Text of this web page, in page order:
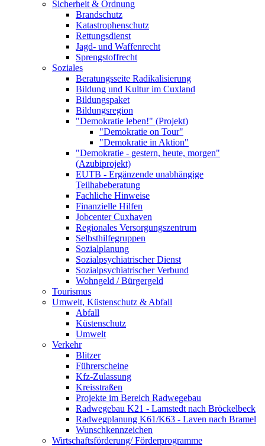
Sicherheit & Ordnung
Brandschutz
Katastrophenschutz
Rettungsdienst
Jagd- und Waffenrecht
Sprengstoffrecht
Soziales
Beratungsseite Radikalisierung
Bildung und Kultur im Cuxland
Bildungspaket
Bildungsregion
"Demokratie leben!" (Projekt)
"Demokratie on Tour"
"Demokratie in Aktion"
"Demokratie - gestern, heute, morgen"
(Azubiprojekt)
EUTB - Ergänzende unabhängige
Teilhabeberatung
Fachliche Hinweise
Finanzielle Hilfen
Jobcenter Cuxhaven
Regionales Versorgungszentrum
Selbsthilfegruppen
Sozialplanung
Sozialpsychiatrischer Dienst
Sozialpsychiatrischer Verbund
Wohngeld / Bürgergeld
Tourismus
Umwelt, Küstenschutz & Abfall
Abfall
Küstenschutz
Umwelt
Verkehr
Blitzer
Führerscheine
Kfz-Zulassung
Kreisstraßen
Projekte im Bereich Radwegebau
Radwegebau K21 - Lamstedt nach Bröckelbeck
Radwegplanung K61/K63 - Laven nach Bramel
Wunschkennzeichen
Wirtschaftsförderung/ Förderprogramme